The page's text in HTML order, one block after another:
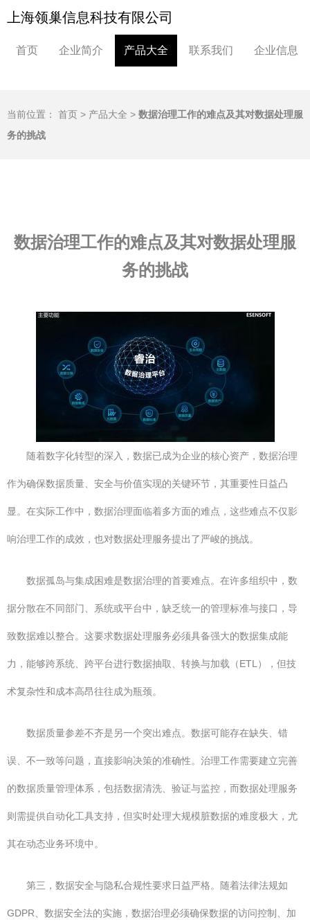
上海领巢信息科技有限公司
首页 企业简介 产品大全 联系我们 企业信息
当前位置： 首页 > 产品大全 > 数据治理工作的难点及其对数据处理服
务的挑战
数据治理工作的难点及其对数据处理服
务的挑战
随着数字化转型的深入，数据已成为企业的核心资产，数据治理
作为确保数据质量、安全与价值实现的关键环节，其重要性日益凸
显。在实际工作中，数据治理面临着多方面的难点，这些难点不仅影
响治理工作的成效，也对数据处理服务提出了严峻的挑战。
数据孤岛与集成困难是数据治理的首要难点。在许多组织中，数
据分散在不同部门、系统或平台中，缺乏统一的管理标准与接口，导
致数据难以整合。这要求数据处理服务必须具备强大的数据集成能
力，能够跨系统、跨平台进行数据抽取、转换与加载（ETL），但技
术复杂性和成本高昂往往成为瓶颈。
数据质量参差不齐是另一个突出难点。数据可能存在缺失、错
误、不一致等问题，直接影响决策的准确性。治理工作需要建立完善
的数据质量管理体系，包括数据清洗、验证与监控，而数据处理服务
则需提供自动化工具支持，但实时处理大规模脏数据的难度极大，尤
其在动态业务环境中。
第三，数据安全与隐私合规性要求日益严格。随着法律法规如
GDPR、数据安全法的实施，数据治理必须确保数据的访问控制、加